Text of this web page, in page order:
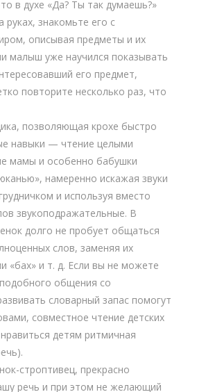
в духе «Да? Ты так думаешь?»
знакомьте его с
описывая предметы и их
малыш уже научился показывать
его предмет,
повторите несколько раз, что
позволяющая крохе быстро
навыки — чтение целыми
мамы и особенно бабушки
намеренно искажая звуки
и используя вместо
звукоподражательные. В
долго не пробует общаться
слов, заменяя их
«бах» и т. д. Если вы не можете
общения со
словарный запас помогут
совместное чтение детских
детям ритмичная
строптивец, прекрасно
речь и при этом не желающий